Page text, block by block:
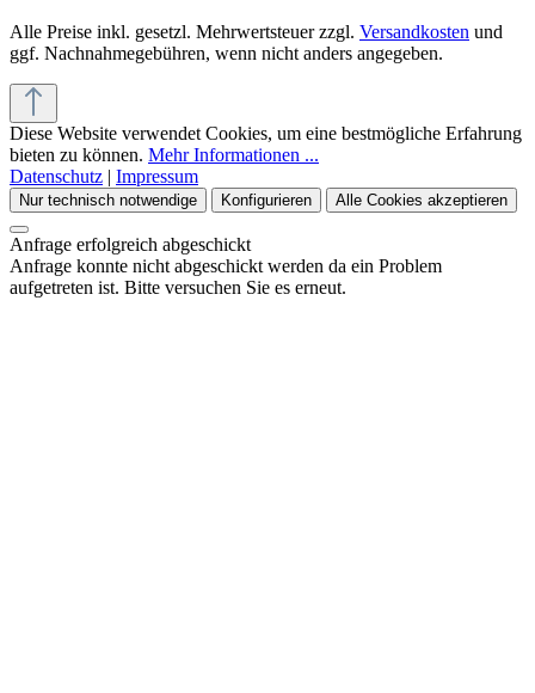
Alle Preise inkl. gesetzl. Mehrwertsteuer zzgl. Versandkosten und
ggf. Nachnahmegebühren, wenn nicht anders angegeben.
Diese Website verwendet Cookies, um eine bestmögliche Erfahrung
bieten zu können. Mehr Informationen ...
Datenschutz
Impressum
Nur technisch notwendige Konfigurieren Alle Cookies akzeptieren
Anfrage erfolgreich abgeschickt
Anfrage konnte nicht abgeschickt werden da ein Problem
aufgetreten ist. Bitte versuchen Sie es erneut.